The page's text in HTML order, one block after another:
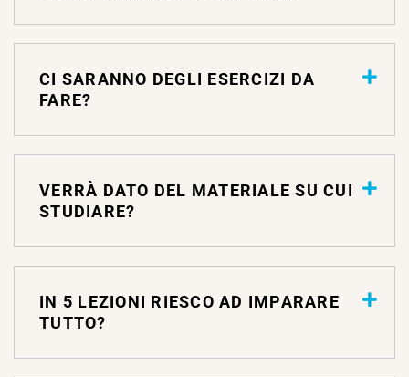
CI SARANNO DEGLI ESERCIZI DA
FARE?
VERRÀ DATO DEL MATERIALE SU CUI
STUDIARE?
IN 5 LEZIONI RIESCO AD IMPARARE
TUTTO?